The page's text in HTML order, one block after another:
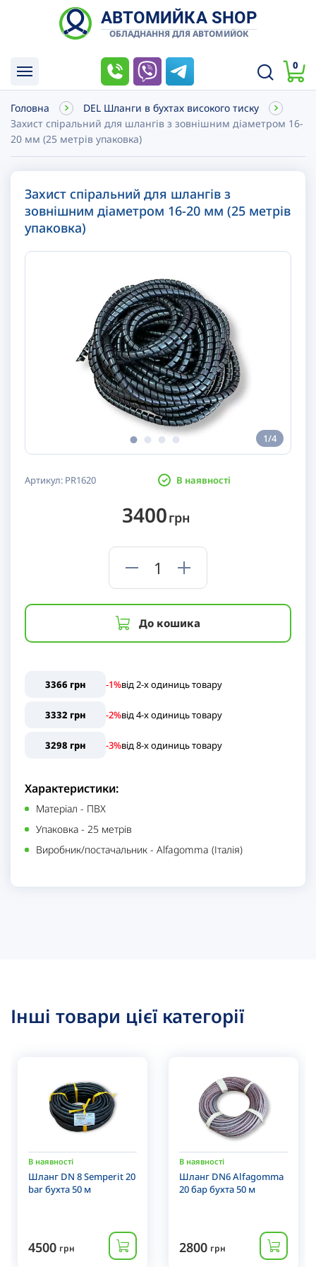
АВТОМИЙКА SHOP
ОБЛАДНАННЯ ДЛЯ АВТОМИЙОК
0
Головна
DEL Шланги в бухтах високого тиску
Захист спіральний для шлангів з зовнішним діаметром 16-
20 мм (25 метрів упаковка)
1/4
Захист спіральний для шлангів з
зовнішним діаметром 16-20 мм (25 метрів
упаковка)
Артикул: PR1620 В наявності
3400грн
До кошика
3366 грн -1%від2-x одиницьтовару
3332 грн -2%від4-x одиницьтовару
3298 грн -3%від8-x одиницьтовару
Характеристики:
Матеріал - ПВХ
Упаковка - 25 метрів
Виробник/постачальник - Alfagomma (Італія)
Інші товари цієї категорії
В наявності
Шланг DN 8 Semperit 20
bar бухта 50 м
4500 грн
В наявності
Шланг DN6 Alfagomma
20 бар бухта 50 м
2800 грн